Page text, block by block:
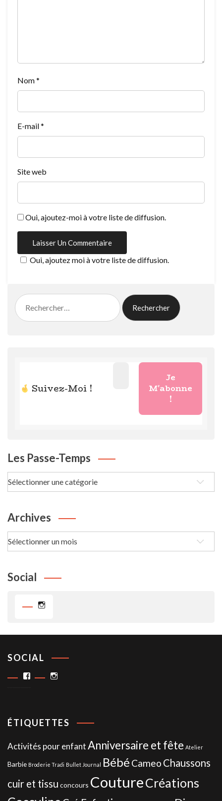
Nom*
E-mail*
Site web
Oui, ajoutez-moi à votre liste de diffusion.
Oui, ajoutez moi à votre liste de diffusion.
Rechercher :
Suivez-Moi !
Les Passe-Temps
Les
passe-
Archives
Archives
Social
SOCIAL
Facebook
ÉTIQUETTES
Activités pour enfantAnniversaire et fête Atelier
Barbie Broderie Tradi Bullet Journal Bébé Cameo Chaussons
cuir et tissu concours CoutureCréations